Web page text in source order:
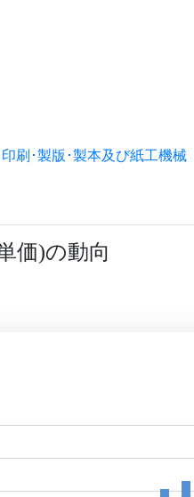
刷･製版･製本及び紙工機械
価)の動向